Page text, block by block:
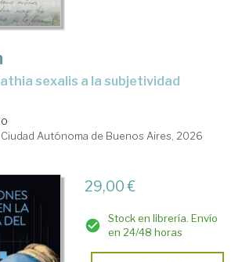
Ciudad Autónoma de Buenos Aires, 2026
29,00 €
Stock en librería. Envío
en 24/48 horas